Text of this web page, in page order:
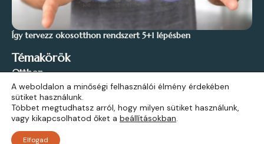
Így tervezz okosotthon rendszert 5+1 lépésben
Témakörök
Otthon
Stílus és Inspiráció
Kert és Szabadidő
Építkezés
A weboldalon a minőségi felhasználói élmény érdekében
sütiket használunk.
Többet megtudhatsz arról, hogy milyen sütiket használunk,
vagy kikapcsolhatod őket a beállításokban.
Elfogad